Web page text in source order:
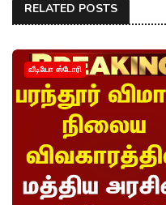
RELATED POSTS
வீடியோ ஸ்டோரி